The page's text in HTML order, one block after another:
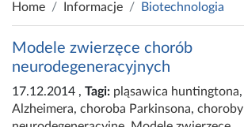
Home Informacje Biotechnologia
Modele zwierzęce chorób
neurodegeneracyjnych
17.12.2014 , Tagi: pląsawica huntingtona,
Alzheimera, choroba Parkinsona, choroby